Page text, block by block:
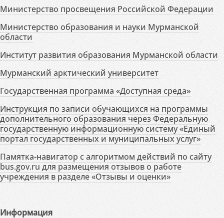
Министерство просвещения Российской Федерации
Министерство образования и науки Мурманской
области
Институт развития образования Мурманской области
Мурманский арктический университет
Государственная программа «Доступная среда»
Инструкция по записи обучающихся на программы
дополнительного образования через Федеральную
государственную информационную систему «Единый
портал государственных и муниципальных услуг»
Памятка-навигатор с алгоритмом действий по сайту
bus.gov.ru для размещения отзывов о работе
учреждения в разделе «Отзывы и оценки»
Информация